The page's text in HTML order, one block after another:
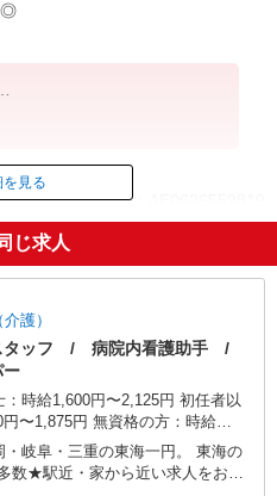
◎
円〜
給1,600円〜
円〜
よる
ID：AE0626559819
間終了
を見る
じ求人
護）
タッフ / 病院内看護助手 /
ー
：時給1,600円〜2,125円 初任者以
〜1,875円 無資格の方：時給
る +交通
務先による） +0円で介護資格が取
れる （別途規定） ★給与日払い制度あり！
・岐阜・三重の東海一円。 東海の
数★駅近・家から近い求人をお探